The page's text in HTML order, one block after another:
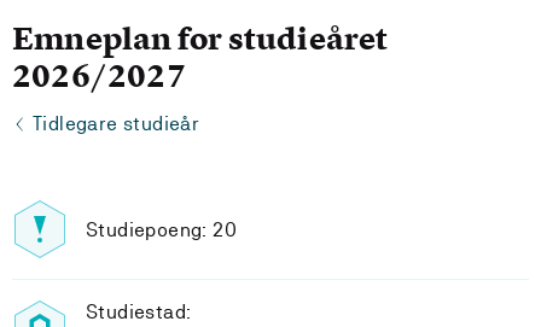
Emneplan for studieåret
2026/2027
Tidlegare studieår
Studiepoeng: 20
Studiestad: